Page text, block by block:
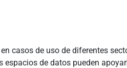
casos de uso de diferentes
de datos pueden